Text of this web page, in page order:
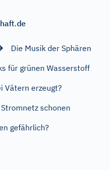
Die Musik der Sphären
für grünen Wasserstoff
Vätern erzeugt?
schonen
gefährlich?